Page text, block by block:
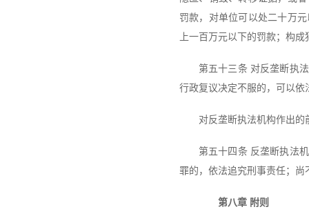
罚款，对单位可以处二十万
上一百万元以下的罚款；构
第五十三条 对反垄断执
行政复议决定不服的，可以依
对反垄断执法机构作出
第五十四条 反垄断执法
罪的，依法追究刑事责任；
第八章 附则